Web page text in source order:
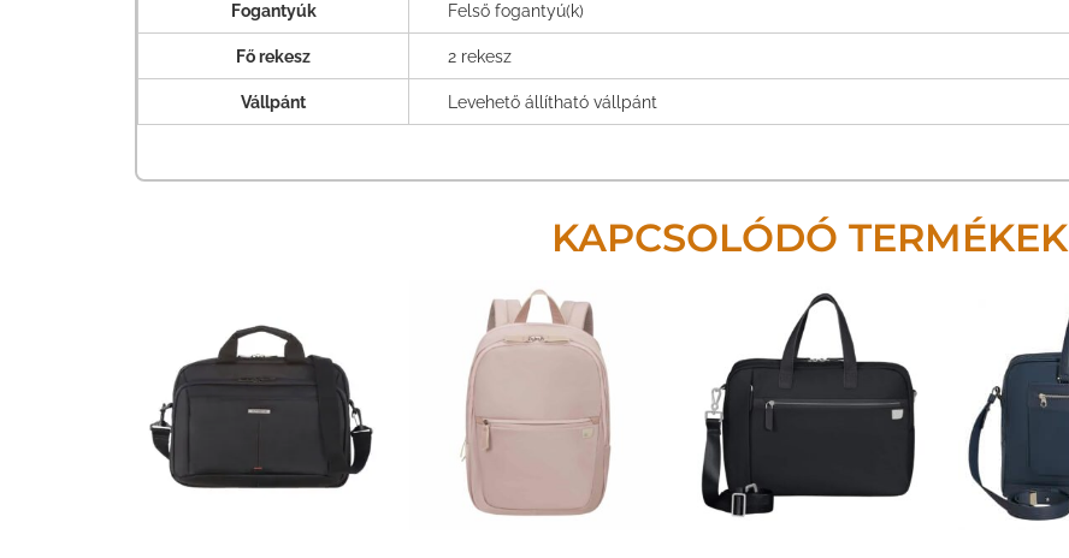
Fogantyúk Felső fogantyú(k)
Fő rekesz 2 rekesz
Vállpánt Levehető állítható vállpánt
KAPCSOLÓDÓ TERMÉKEK